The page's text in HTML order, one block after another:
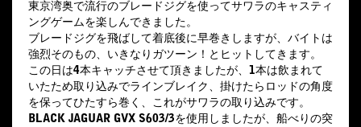
東京湾奥で流行のブレードジグを使ってサワラのキャスティ
ングゲームを楽しんできました。
ブレードジグを飛ばして着底後に早巻きしますが、バイトは
強烈そのもの、いきなりガツーン！とヒットしてきます。
この日は4本キャッチさせて頂きましたが、1本は飲まれて
いたため取り込みでラインブレイク、掛けたらロッドの角度
を保ってひたすら巻く、これがサワラの取り込みです。
BLACK JAGUAR GVX S603/3を使用しましたが、船べりの突